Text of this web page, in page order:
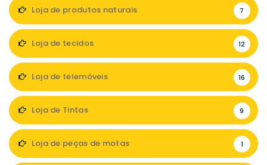
Loja de produtos naturais 7
Loja de tecidos 12
Loja de telemóveis 16
Loja de Tintas 9
Loja de peças de motas 1